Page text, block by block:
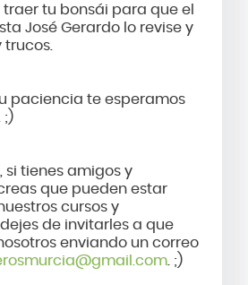
traer tu bonsái para que el
José Gerardo lo revise y
trucos.
paciencia te esperamos
;)
si tienes amigos y
que pueden estar
cursos y
de invitarles a que
enviando un correo
. ;)